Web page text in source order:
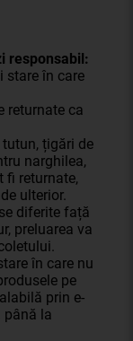
responsabil:
stare în care
returnate ca
țigări de
narghilea,
fi returnate,
ulterior.
diferite față
preluarea va
în care nu
pe
prin e-
până la